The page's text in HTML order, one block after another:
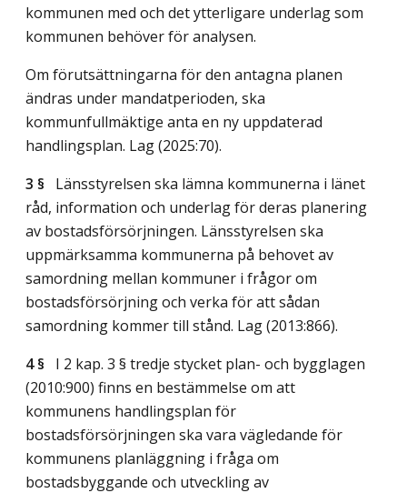
kommunen med och det ytterligare underlag som
kommunen behöver för analysen.
Om förutsättningarna för den antagna planen
ändras under mandatperioden, ska
kommunfullmäktige anta en ny uppdaterad
handlingsplan. Lag (2025:70).
3 § Länsstyrelsen ska lämna kommunerna i länet
råd, information och underlag för deras planering
av bostadsförsörjningen. Länsstyrelsen ska
uppmärksamma kommunerna på behovet av
samordning mellan kommuner i frågor om
bostadsförsörjning och verka för att sådan
samordning kommer till stånd. Lag (2013:866).
4 § I 2 kap. 3 § tredje stycket plan- och bygglagen
(2010:900) finns en bestämmelse om att
kommunens handlingsplan för
bostadsförsörjningen ska vara vägledande för
kommunens planläggning i fråga om
bostadsbyggande och utveckling av